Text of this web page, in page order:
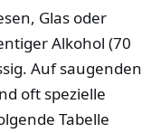
Glas oder
Alkohol (70
Auf saugenden
oft spezielle
Tabelle